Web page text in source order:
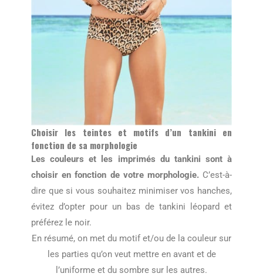
Choisir les teintes et motifs d’un tankini en
fonction de sa morphologie
Les couleurs et les imprimés du tankini sont à
choisir en fonction de votre morphologie. C’est-à-
dire que si vous souhaitez minimiser vos hanches,
évitez d’opter pour un bas de tankini léopard et
préférez le noir.
En résumé, on met du motif et/ou de la couleur sur
les parties qu’on veut mettre en avant et de
l’uniforme et du sombre sur les autres.